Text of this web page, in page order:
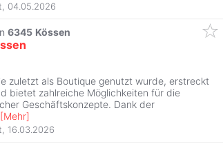
, 04.05.2026
6345 Kössen
zuletzt als Boutique genutzt wurde, erstreckt
bietet zahlreiche Möglichkeiten für die
Geschäftskonzepte. Dank der
[Mehr]
16.03.2026